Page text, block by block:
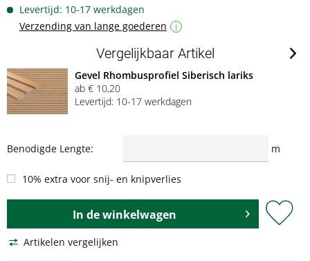
Levertijd: 10-17 werkdagen
Verzending van lange goederen
i
Vergelijkbaar Artikel
Gevel Rhombusprofiel Siberisch lariks
ab € 10,20
Levertijd: 10-17 werkdagen
Benodigde Lengte: m
10% extra voor snij- en knipverlies
In dewinkelwagen
Artikelen vergelijken